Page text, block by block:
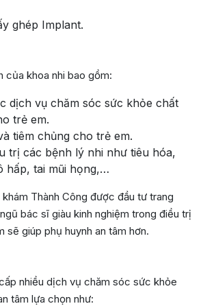
ghép Implant.
của khoa nhi bao gồm:
dịch vụ chăm sóc sức khỏe chất
trẻ em.
tiêm chủng cho trẻ em.
trị các bệnh lý nhi như tiêu hóa,
hấp, tai mũi họng,…
Thành Công được đầu tư trang
bác sĩ giàu kinh nghiệm trong điều trị
sẽ giúp phụ huynh an tâm hơn.
nhiều dịch vụ chăm sóc sức khỏe
tâm lựa chọn như: